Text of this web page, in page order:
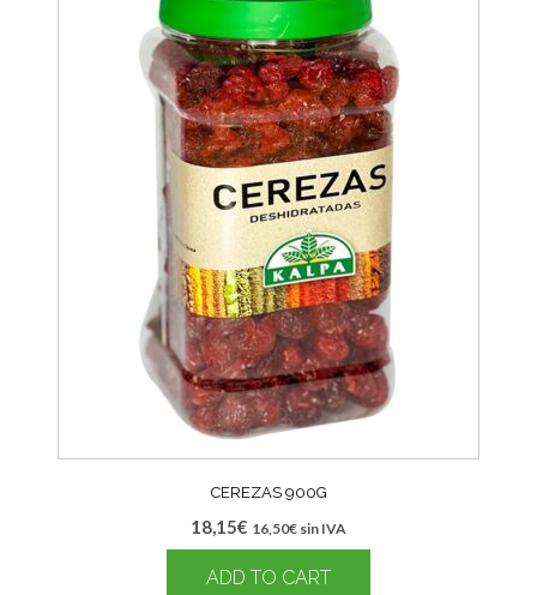
CEREZAS 900G
18,15€ 16,50€ sin IVA
ADD TO CART